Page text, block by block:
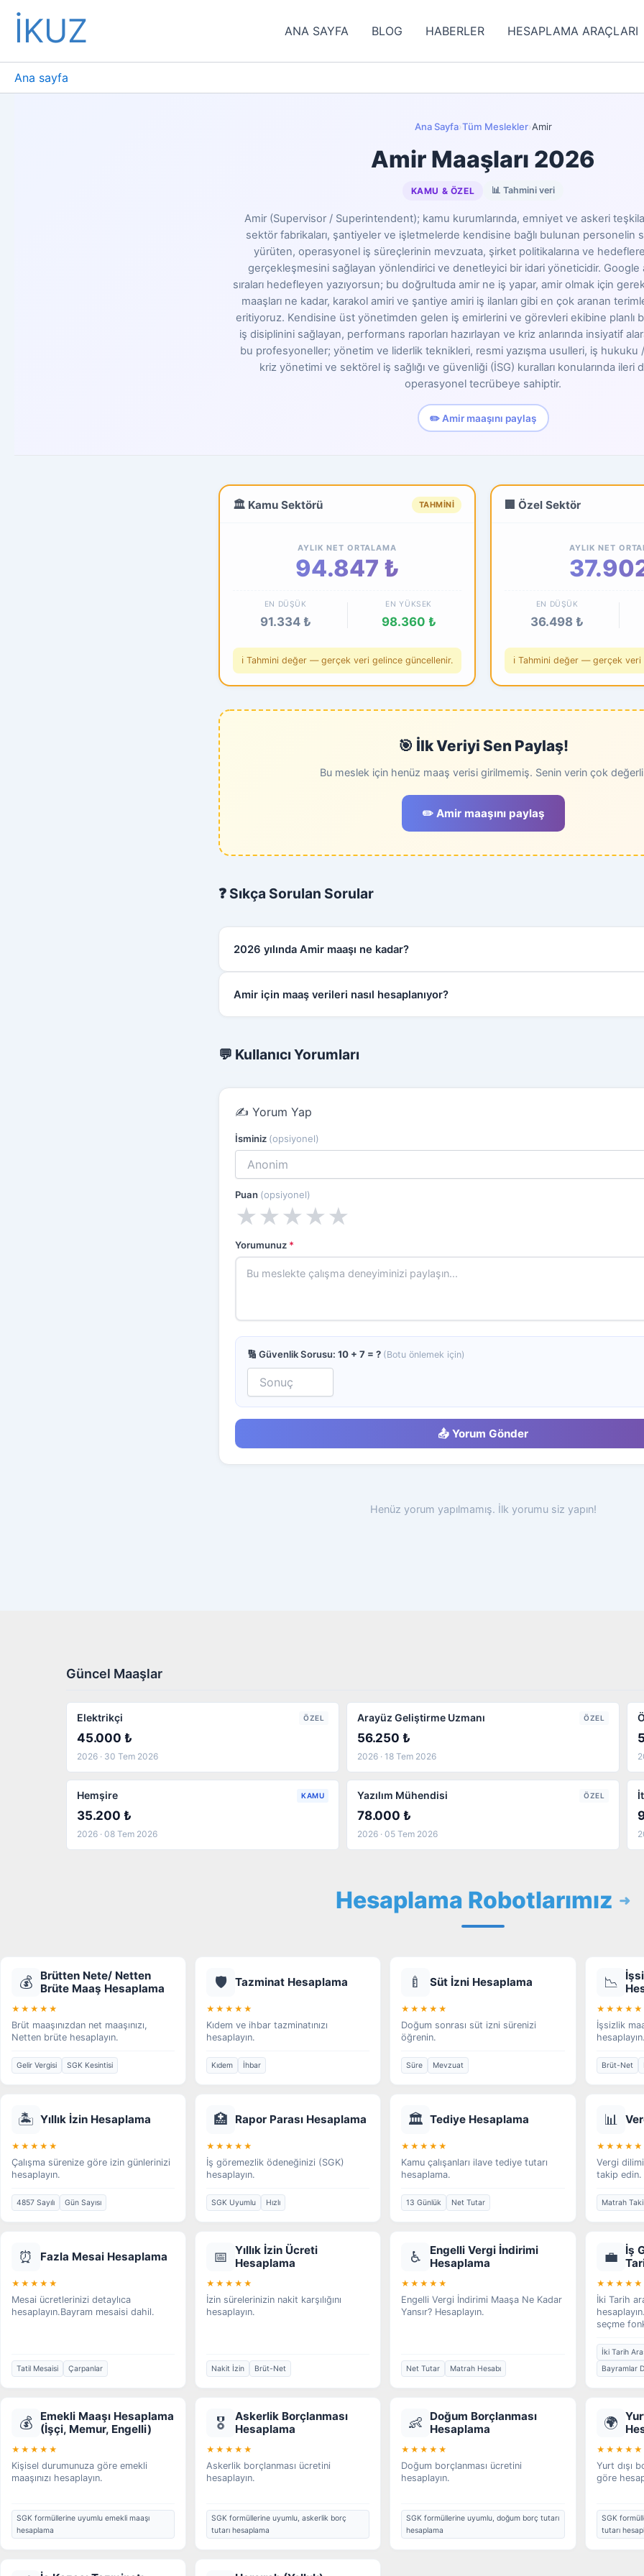
İçeriğe
İKUZ ANA SAYFA BLOG HABERLER HESAPLAMA ARAÇLARI
Ana sayfa
Ana Sayfa›Tüm Meslekler›Amir
Amir Maaşları 2026
KAMU & ÖZEL 📊 Tahmini veri
Amir (Supervisor / Superintendent); kamu kurumlarında, emniyet ve askeri
sektör fabrikaları, şantiyeler ve işletmelerde kendisine bağlı bulunan personelin
yürüten, operasyonel iş süreçlerinin mevzuata, şirket politikalarına ve
gerçekleşmesini sağlayan yönlendirici ve denetleyici bir idari yöneticidir. Google
sıraları hedefleyen yazıyorsun; bu doğrultuda amir ne iş yapar, amir olmak için
maaşları ne kadar, karakol amiri ve şantiye amiri iş ilanları gibi en çok aranan
eritiyoruz. Kendisine üst yönetimden gelen iş emirlerini ve görevleri ekibine planlı
iş disiplinini sağlayan, performans raporları hazırlayan ve kriz anlarında insiyatif
bu profesyoneller; yönetim ve liderlik teknikleri, resmi yazışma usulleri, iş hukuku
kriz yönetimi ve sektörel iş sağlığı ve güvenliği (İSG) kuralları konularında ileri
operasyonel tecrübeye sahiptir.
✏️ Amir maaşını paylaş
🏛️ Kamu Sektörü TAHMINI
AYLIK NET ORTALAMA
94.847 ₺
EN DÜŞÜK
91.334 ₺
EN YÜKSEK
98.360 ₺
ℹ️ Tahmini değer — gerçek veri gelince güncellenir.
🏢 Özel Sektör
AYLIK NET
EN DÜŞÜK
36.498 ₺
ℹ️ Tahmini değer — gerçek veri
🎯 İlk Veriyi Sen Paylaş!
Bu meslek için henüz maaş verisi girilmemiş. Senin verin çok
✏️ Amir maaşını paylaş
❓ Sıkça Sorulan Sorular
2026 yılında Amir maaşı ne kadar?
Amir için maaş verileri nasıl hesaplanıyor?
💬 Kullanıcı Yorumları
✍️ Yorum Yap
İsminiz (opsiyonel)
Puan (opsiyonel)
★ ★ ★ ★ ★
Yorumunuz *
🔢 Güvenlik Sorusu: 10 + 7 = ? (Botu önlemek için)
📤 Yorum Gönder
Henüz yorum yapılmamış. İlk yorumu siz yapın!
Güncel Maaşlar
Elektrikçi ÖZEL
45.000 ₺
2026 · 30 Tem 2026
Arayüz Geliştirme Uzmanı ÖZEL
56.250 ₺
2026 · 18 Tem 2026
Hemşire KAMU
35.200 ₺
2026 · 08 Tem 2026
Yazılım Mühendisi ÖZEL
78.000 ₺
2026 · 05 Tem 2026
Hesaplama Robotlarımız
💰
Brütten Nete/ Netten
Brüte Maaş Hesaplama
★★★★★
Brüt maaşınızdan net maaşınızı,
Netten brüte hesaplayın.
Gelir Vergisi SGK Kesintisi
🛡️ Tazminat Hesaplama
★★★★★
Kıdem ve ihbar tazminatınızı
hesaplayın.
Kıdem İhbar
🍼 Süt İzni Hesaplama
★★★★★
Doğum sonrası süt izni sürenizi
öğrenin.
Süre Mevzuat
📉
★★★★★
İşsizlik
Brüt-Net
🏝️ Yıllık İzin Hesaplama
★★★★★
Çalışma sürenize göre izin günlerinizi
hesaplayın.
4857 Sayılı Gün Sayısı
🏥 Rapor Parası Hesaplama
★★★★★
İş göremezlik ödeneğinizi (SGK)
hesaplayın.
SGK Uyumlu Hızlı
🏛️ Tediye Hesaplama
★★★★★
Kamu çalışanları ilave tediye tutarı
hesaplama.
13 Günlük Net Tutar
📊
★★★★★
Vergi
takip edin.
Matrah
⏰ Fazla Mesai Hesaplama
★★★★★
Mesai ücretlerinizi detaylıca
hesaplayın.Bayram mesaisi dahil.
Tatil Mesaisi Çarpanlar
📅
Yıllık İzin Ücreti
Hesaplama
★★★★★
İzin sürelerinizin nakit karşılığını
hesaplayın.
Nakit İzin Brüt-Net
♿
Engelli Vergi İndirimi
Hesaplama
★★★★★
Engelli Vergi İndirimi Maaşa Ne Kadar
Yansır? Hesaplayın.
Net Tutar Matrah Hesabı
💼
İş
★★★★★
İki Tarih
seçme
İki Tarih
Bayramlar
💰
Emekli Maaşı Hesaplama
(İşçi, Memur, Engelli)
★★★★★
Kişisel durumunuza göre emekli
maaşınızı hesaplayın.
SGK formüllerine uyumlu emekli maaşı
hesaplama
🎖️
Askerlik Borçlanması
Hesaplama
★★★★★
Askerlik borçlanması ücretini
hesaplayın.
SGK formüllerine uyumlu, askerlik borç
tutarı hesaplama
👶
Doğum Borçlanması
Hesaplama
★★★★★
Doğum borçlanması ücretini
hesaplayın.
SGK formüllerine uyumlu, doğum borç tutarı
hesaplama
🌍
★★★★★
Yurt dışı
göre
SGK
tutarı